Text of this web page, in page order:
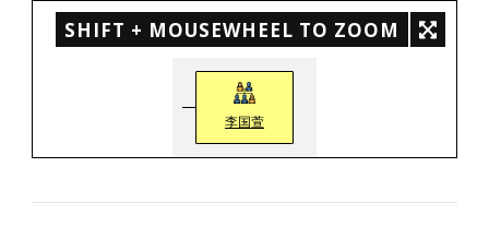
SHIFT + MOUSEWHEEL TO ZOOM
李国萱